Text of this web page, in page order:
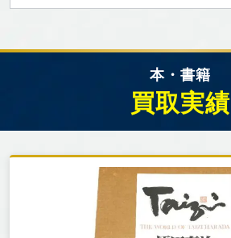
本・書籍
買取実績